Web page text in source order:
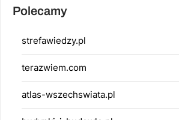
Polecamy
strefawiedzy.pl
terazwiem.com
atlas-wszechswiata.pl